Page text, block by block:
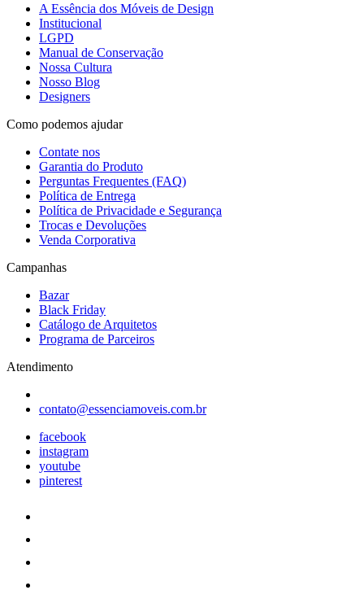
A Essência dos Móveis de Design
Institucional
LGPD
Manual de Conservação
Nossa Cultura
Nosso Blog
Designers
Como podemos ajudar
Contate nos
Garantia do Produto
Perguntas Frequentes (FAQ)
Política de Entrega
Política de Privacidade e Segurança
Trocas e Devoluções
Venda Corporativa
Campanhas
Bazar
Black Friday
Catálogo de Arquitetos
Programa de Parceiros
Atendimento
contato@essenciamoveis.com.br
facebook
instagram
youtube
pinterest